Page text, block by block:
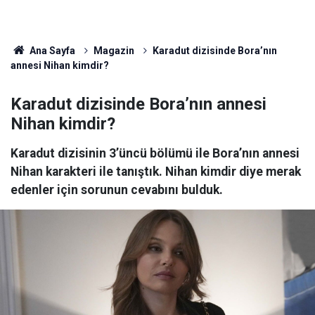
Ana Sayfa Magazin
Karadut dizisinde Bora’nın
annesi Nihan kimdir?
Karadut dizisinde Bora’nın annesi
Nihan kimdir?
Karadut dizisinin 3’üncü bölümü ile Bora’nın annesi
Nihan karakteri ile tanıştık. Nihan kimdir diye merak
edenler için sorunun cevabını bulduk.